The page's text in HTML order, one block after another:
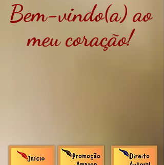
Bem-vindo(a) ao
meu coração!